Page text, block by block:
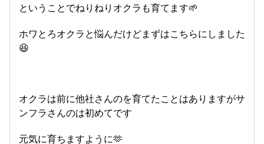
ということでねりねりオクラも育てます🌱
ホワとろオクラと悩んだけどまずはこちらにしました
😆
オクラは前に他社さんのを育てたことはありますがサ
ンフラさんのは初めてです
元気に育ちますように🫶